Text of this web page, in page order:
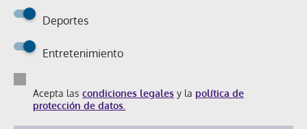
Deportes
Entretenimiento
Acepta las condiciones legales y la política de
protección de datos.